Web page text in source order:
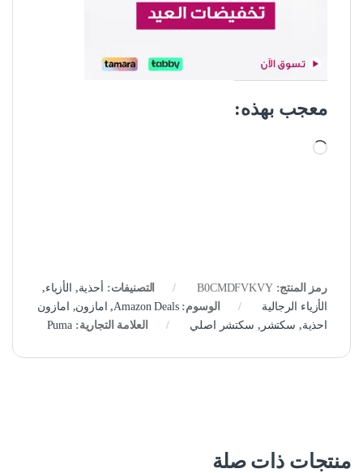
معجب بهذه:
جاري التحميل…
رمز المنتج:B0CMDFVKVY التصنيفات: أحذية, الأزياء,
الأزياء الرجالية
الوسوم:Amazon Deals
, امازون, امازون
احذية, سكتشر , سكتشر اصلي العلامة التجارية:Puma
منتجات ذات صلة